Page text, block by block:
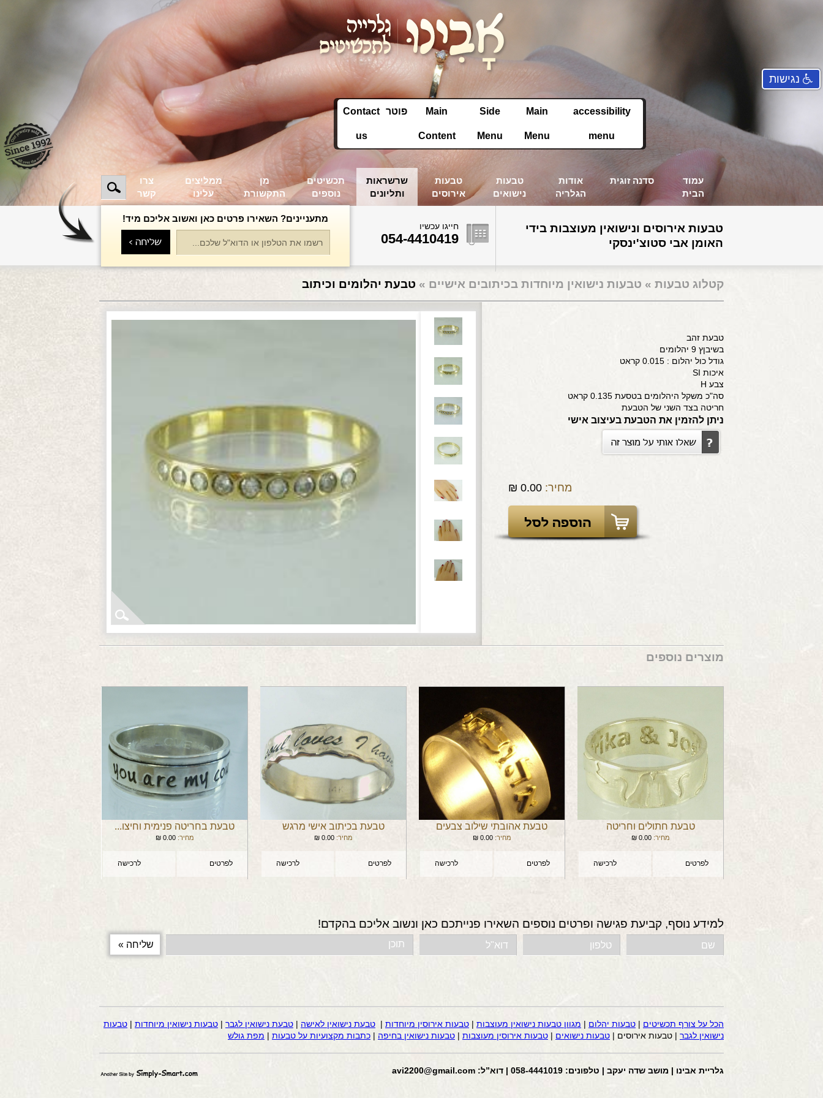
עמוד
הבית
סדנה זוגית
אודות
הגלריה
טבעות
נישואים
טבעות
אירוסים
שרשראות
ותליונים
תכשיטים
נוספים
מן
התקשורת
ממליצים
עלינו
צרו
קשר
טבעות אירוסים ונישואין מעוצבות בידי
האומן אבי סטוצ'ינסקי
חייגו עכשיו
054-4410419
מתעניינים? השאירו פרטים כאן ואשוב אליכם מיד!
קטלוג טבעות » טבעות נישואין מיוחדות בכיתובים אישיים » טבעת יהלומים וכיתוב
טבעת זהב
בשיבןץ 9 יהלומים
גודל כול יהלום : 0.015 קראט
איכות SI
צבע H
סה"כ משקל היהלומים בטסעת 0.135 קראט
חריטה בצד השני של הטבעת
ניתן להזמין את הטבעת בעיצוב אישי
מחיר: 0.00
₪
מוצרים נוספים
טבעת חתולים וחריטה
מחיר: 0.00
₪
לפרטים לרכישה
טבעת אהובתי שילוב צבעים
מחיר: 0.00
₪
לפרטים לרכישה
טבעת בכיתוב אישי מרגש
מחיר: 0.00
₪
לפרטים לרכישה
טבעת בחריטה פנימית וחיצו...
מחיר: 0.00
₪
לפרטים לרכישה
למידע נוסף, קביעת פגישה ופרטים נוספים השאירו פנייתכם כאן ונשוב אליכם בהקדם!
הכל על צורף תכשיטים | טבעות יהלום | מגוון טבעות נישואין מעוצבות | טבעות אירוסין מיוחדות | טבעת נישואין לאישה | טבעת נישואין לגבר | טבעות נישואין מיוחדות | טבעות
נישואין לגבר | טבעות אירוסים | טבעות נישואים | טבעות אירוסין מעוצבות | טבעות נישואין בחיפה | כתבות מקצועיות על טבעות | מפת גולש
גלריית אבינו | מושב שדה יעקב | טלפונים: 058-4441019 | דוא”ל: avi2200@gmail.com
accessibility
menu
Main
Menu
Side
Menu
Main
Content
פוטר Contact
us
נגישות